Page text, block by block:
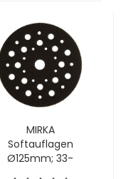
MIRKA
Softauflagen
Ø125mm; 33-